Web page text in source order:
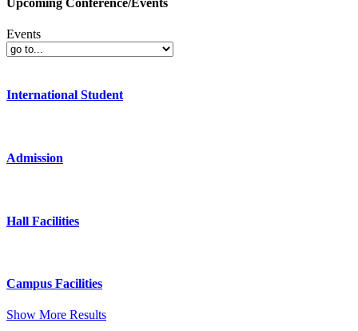
Upcoming Conference/Events
Events
International Student
Admission
Hall Facilities
Campus Facilities
Show More Results